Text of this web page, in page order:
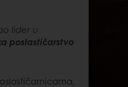
lider u
poslastičarstvo